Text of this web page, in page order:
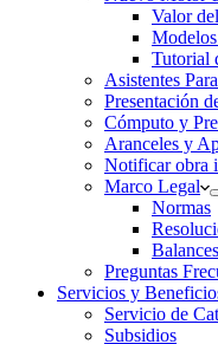
Valor
Tutorial
Asistentes
Presentación
Cómputo y
Aranceles y
Notificar obra
Marco Legal
Normas
Balances
Preguntas
Servicios y
Servicio de
Subsidios